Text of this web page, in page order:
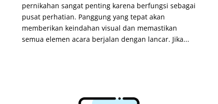
pernikahan sangat penting karena berfungsi sebagai
pusat perhatian. Panggung yang tepat akan
memberikan keindahan visual dan memastikan
semua elemen acara berjalan dengan lancar. Jika...